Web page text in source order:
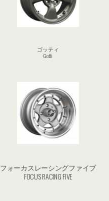
ゴッティ
Gotti
フォーカスレーシングファイブ
FOCUS RACING FIVE